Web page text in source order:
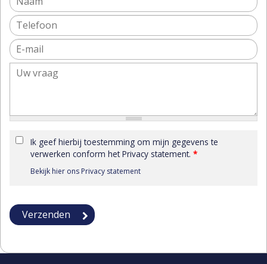
Ik geef hierbij toestemming om mijn gegevens te
verwerken conform het Privacy statement. *
Bekijk hier ons Privacy statement